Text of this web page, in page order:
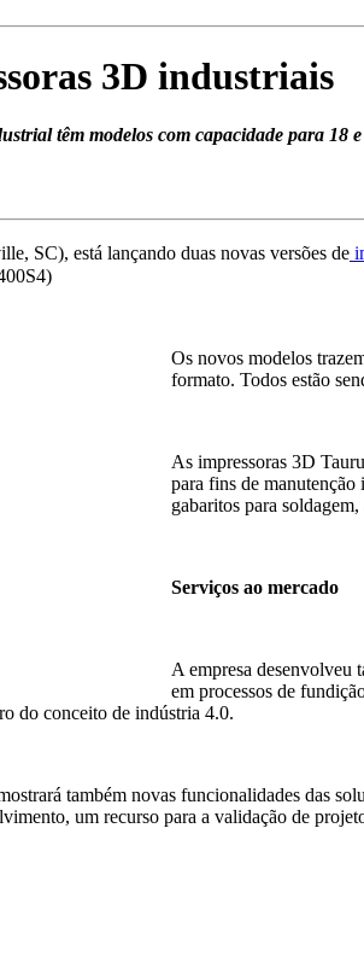
3D industriais
têm modelos com capacidade para 18
SC), está lançando duas novas versões de
Os novos modelos
formato. Todos estão
As impressoras 3D
para fins de
gabaritos para
Serviços ao mercado
A empresa desenvolveu
em processos de
do conceito de indústria 4.0.
também novas funcionalidades das
um recurso para a validação de